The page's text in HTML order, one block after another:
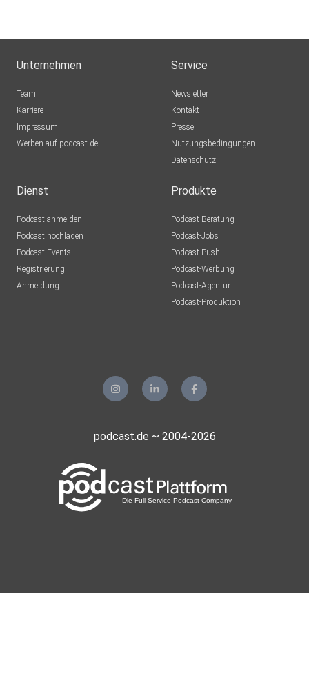
Unternehmen
Team
Karriere
Impressum
Werben auf podcast.de
Service
Newsletter
Kontakt
Presse
Nutzungsbedingungen
Datenschutz
Dienst
Podcast anmelden
Podcast hochladen
Podcast-Events
Registrierung
Anmeldung
Produkte
Podcast-Beratung
Podcast-Jobs
Podcast-Push
Podcast-Werbung
Podcast-Agentur
Podcast-Produktion
podcast.de ~ 2004-2026